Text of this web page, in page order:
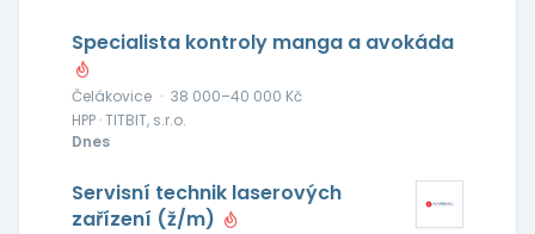
Specialista kontroly manga a avokáda
Čelákovice · 38 000–40 000 Kč
HPP · TITBIT, s.r.o.
Dnes
Servisní technik laserových
zařízení (ž/m)